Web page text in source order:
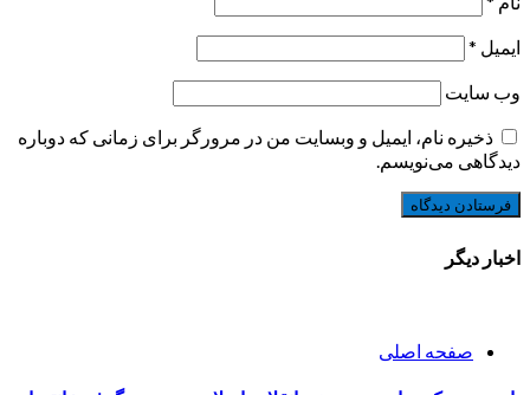
ایمیل *
وب‌ سایت
ذخیره نام، ایمیل و وبسایت من در مرورگر برای زمانی که دوباره
دیدگاهی می‌نویسم.
اخبار دیگر
صفحه اصلی